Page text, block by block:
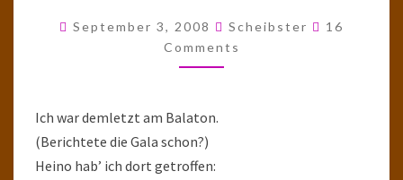
AM
PLATTENSEE,
IM
September 3, 2008 Scheibster Comments
16
Comments
Ich war demletzt am Balaton.
(Berichtete die Gala schon?)
Heino hab’ ich dort getroffen: